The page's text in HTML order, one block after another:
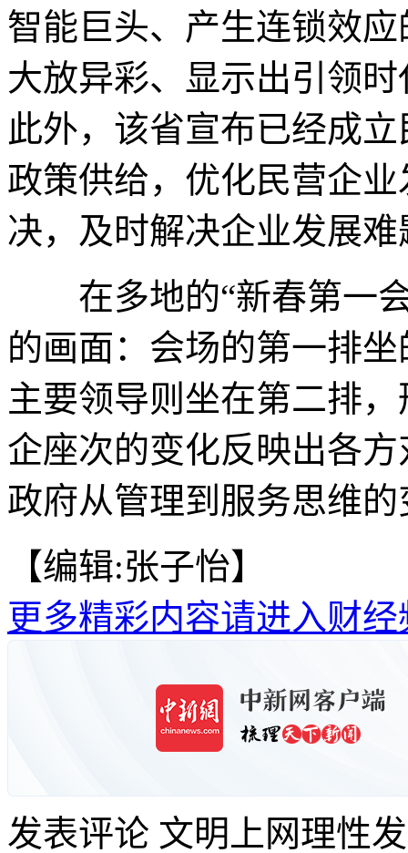
智能巨头、产生连锁效应
大放异彩、显示出引领
此外，该省宣布已经成
政策供给，优化民营企
决，及时解决企业发展难
在多地的“新春第一会
的画面：会场的第一排
主要领导则坐在第二排
企座次的变化反映出各
政府从管理到服务思维
【编辑:张子怡】
更多精彩内容请进入财经
发表评论 文明上网理性